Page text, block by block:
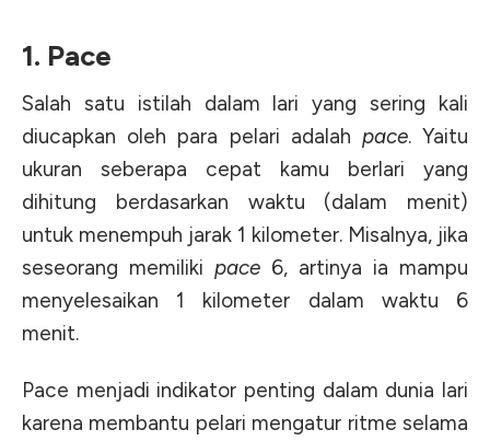
1. Pace
Salah satu istilah dalam lari yang sering kali
diucapkan oleh para pelari adalah pace. Yaitu
ukuran seberapa cepat kamu berlari yang
dihitung berdasarkan waktu (dalam menit)
untuk menempuh jarak 1 kilometer. Misalnya, jika
seseorang memiliki pace 6, artinya ia mampu
menyelesaikan 1 kilometer dalam waktu 6
menit.
Pace menjadi indikator penting dalam dunia lari
karena membantu pelari mengatur ritme selama